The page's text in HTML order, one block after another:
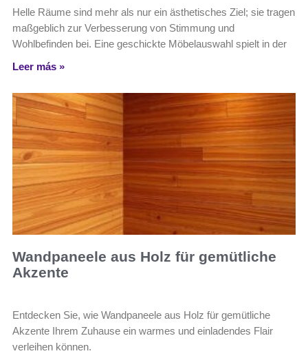
Helle Räume sind mehr als nur ein ästhetisches Ziel; sie tragen
maßgeblich zur Verbesserung von Stimmung und
Wohlbefinden bei. Eine geschickte Möbelauswahl spielt in der
Leer más »
Wandpaneele aus Holz für gemütliche
Akzente
Entdecken Sie, wie Wandpaneele aus Holz für gemütliche
Akzente Ihrem Zuhause ein warmes und einladendes Flair
verleihen können.